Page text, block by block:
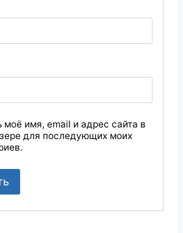
моё имя, email и адрес сайта в
для последующих моих